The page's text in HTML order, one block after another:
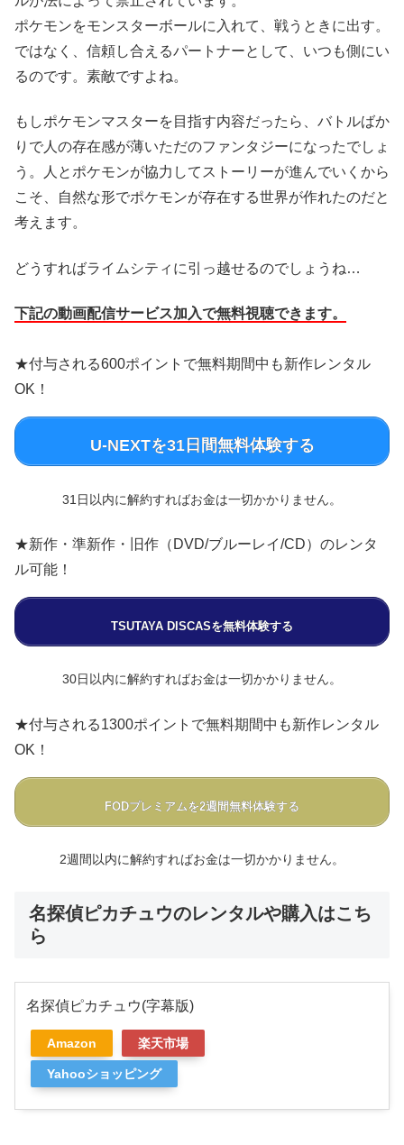
ポケモンをモンスターボールに入れて、戦うときに出す。
ではなく、信頼し合えるパートナーとして、いつも側にい
るのです。素敵ですよね。
もしポケモンマスターを目指す内容だったら、バトルばか
りで人の存在感が薄いただのファンタジーになったでしょ
う。人とポケモンが協力してストーリーが進んでいくから
こそ、自然な形でポケモンが存在する世界が作れたのだと
考えます。
どうすればライムシティに引っ越せるのでしょうね…
下記の動画配信サービス加入で無料視聴できます。
★付与される600ポイントで無料期間中も新作レンタル
OK！
U-NEXTを31日間無料体験する
31日以内に解約すればお金は一切かかりません。
★新作・準新作・旧作（DVD/ブルーレイ/CD）のレンタ
ル可能！
TSUTAYA DISCASを無料体験する
30日以内に解約すればお金は一切かかりません。
★付与される1300ポイントで無料期間中も新作レンタル
OK！
FODプレミアムを2週間無料体験する
2週間以内に解約すればお金は一切かかりません。
名探偵ピカチュウのレンタルや購入はこち
ら
名探偵ピカチュウ(字幕版)
Amazon 楽天市場
Yahooショッピング